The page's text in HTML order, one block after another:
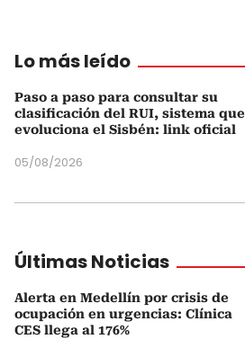
Lo más leído
Paso a paso para consultar su
clasificación del RUI, sistema que
evoluciona el Sisbén: link oficial
05/08/2026
Últimas Noticias
Alerta en Medellín por crisis de
ocupación en urgencias: Clínica
CES llega al 176%